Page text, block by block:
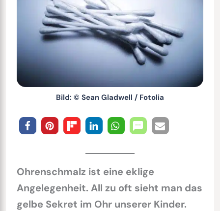
Bild: © Sean Gladwell / Fotolia
Ohrenschmalz ist eine eklige
Angelegenheit. All zu oft sieht man das
gelbe Sekret im Ohr unserer Kinder.